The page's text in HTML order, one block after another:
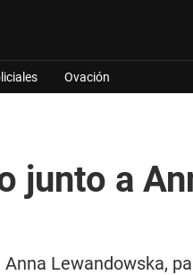
Ovación
junto a
Lewandowska,